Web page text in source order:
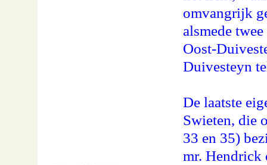
omvangrijk
alsmede
Oost-
Duivesteyn
De laatste
Swieten, die
33 en 35)
mr. Hendrick